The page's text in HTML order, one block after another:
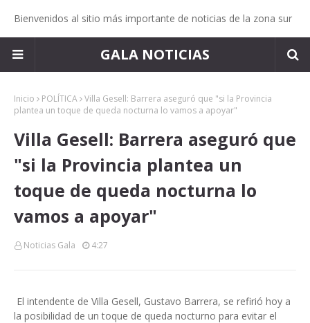
Bienvenidos al sitio más importante de noticias de la zona sur
GALA NOTICIAS
Inicio POLÍTICA Villa Gesell: Barrera aseguró que "si la Provincia
plantea un toque de queda nocturna lo vamos a apoyar"
Villa Gesell: Barrera aseguró que
"si la Provincia plantea un
toque de queda nocturna lo
vamos a apoyar"
Noticias Gala 4:27
El intendente de Villa Gesell, Gustavo Barrera, se refirió hoy a
la posibilidad de un toque de queda nocturno para evitar el